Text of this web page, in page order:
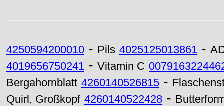
4250594200010 - Pils 4025125013861 -
4019656750241 - Vitamin C
Bergahornblatt 4260140526815 -
Quirl, Großkopf 4260140522428 -